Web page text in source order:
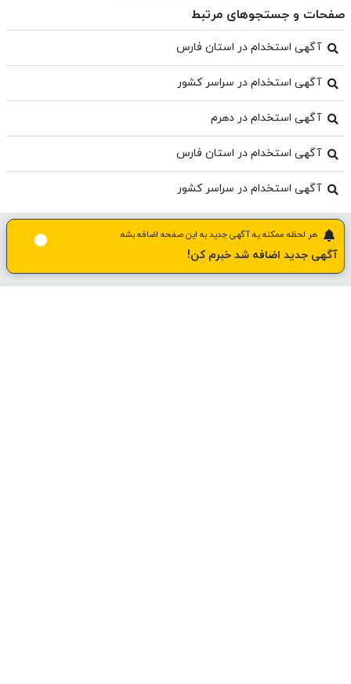
صفحات و جستجوهای مرتبط
آگهی استخدام در استان فارس
آگهی استخدام در سراسر کشور
آگهی استخدام در دهرم
آگهی استخدام در استان فارس
آگهی استخدام در سراسر کشور
هر لحظه ممکنه یه آگهی جدید به این صفحه اضافه بشه
آگهی جدید اضافه شد خبرم کن!